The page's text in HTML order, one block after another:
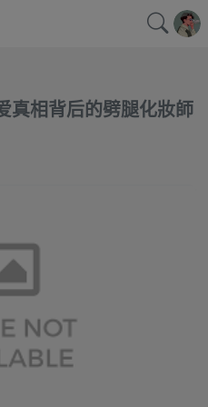
真相背后的劈腿化妝師